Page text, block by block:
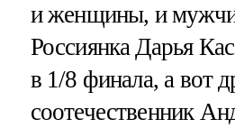
и женщины, и
Россиянка Дарья
в 1/8 финала, а вот
соотечественник